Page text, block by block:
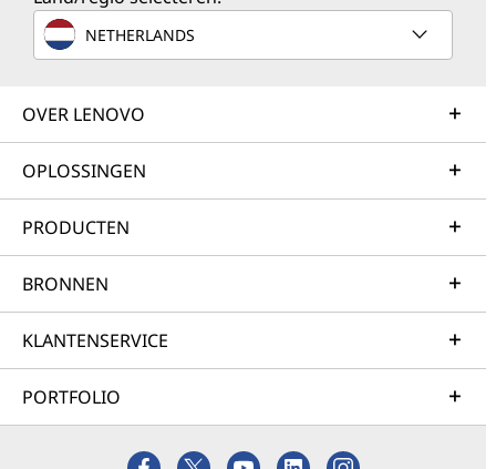
NETHERLANDS
OVER LENOVO
OPLOSSINGEN
PRODUCTEN
BRONNEN
KLANTENSERVICE
PORTFOLIO